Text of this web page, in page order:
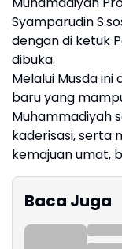
Syamparudin
dengan di ketuk
dibuka.
Melalui Musda
baru yang
Muhammadiyah
kaderisasi, serta
kemajuan umat,
Baca Juga